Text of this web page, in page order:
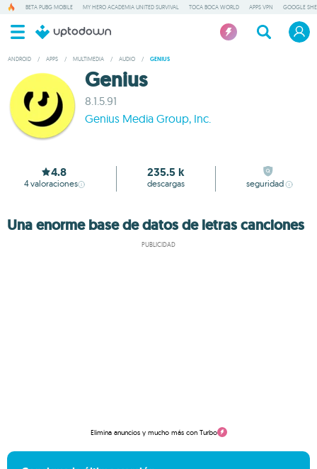
BETA PUBG MOBILE MY HERO ACADEMIA UNITED SURVIVAL TOCA BOCA WORLD APPS VPN GOOGLE
ANDROID / APPS / MULTIMEDIA / AUDIO / GENIUS
Genius
8.1.5.91
Genius Media Group, Inc.
4.8
4valoraciones
235.5 k
descargas seguridad
Una enorme base de datos de letras canciones
PUBLICIDAD
Elimina anuncios y mucho más con Turbo